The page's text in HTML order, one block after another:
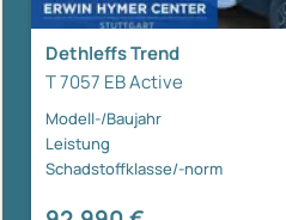
Dethleffs Trend
T 7057 EB Active
Modell-/Baujahr
Leistung
Schadstoffklasse/-norm